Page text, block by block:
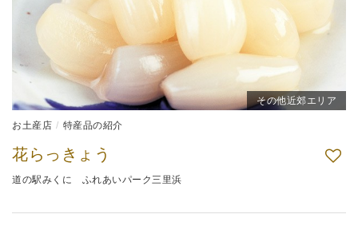
その他近郊エリア
お土産店 特産品の紹介
花らっきょう
道の駅みくに ふれあいパーク三里浜